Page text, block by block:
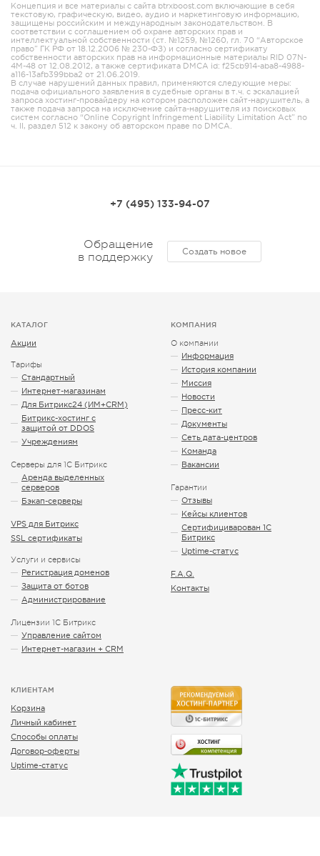
Концепция и все материалы с сайта btrxboost.com включающие в себя
текстовую, графическую, видео, аудио и маркетинговую информацию,
защищены российским и международным законодательством. В
соответствии с соглашением об охране авторских прав и
интеллектуальной собственности (ст. №1259, №1260, гл. 70 “Авторское
право” ГК РФ от 18.12.2006 № 230-ФЗ) и согласно сертификату
собственности авторских прав на информационные материалы RID 07N-
4M-48 от 12.08.2012, а также сертификата DMCA id: f25cb914-aba8-4988-
a116-13afb399bba2 от 21.06.2019.
В случае нарушений данных правил, применяются следующие меры:
подача официального заявления в судебные органы в т.ч. с эскалацией
запроса хостинг-провайдеру на котором расположен сайт-нарушитель, а
также подача запроса на исключение сайта-нарушителя из поисковых
систем согласно “Online Copyright Infringement Liability Limitation Act” по
ч. II, раздел 512 к закону об авторском праве по DMCA.
+7 (495) 133-94-07
Обращение
в поддержку
Создать новое
КАТАЛОГ
Акции
Тарифы
Стандартный
Интернет-магазинам
Для Битрикс24 (ИМ+CRM)
Битрикс-хостинг с
защитой от DDOS
Учреждениям
Серверы для 1С Битрикс
Аренда выделенных
серверов
Бэкап-серверы
VPS для Битрикс
SSL сертификаты
Услуги и сервисы
Регистрация доменов
Защита от ботов
Администрирование
Лицензии 1С Битрикс
Управление сайтом
Интернет-магазин + CRM
КОМПАНИЯ
О компании
Информация
История компании
Миссия
Новости
Пресс-кит
Документы
Сеть дата-центров
Команда
Вакансии
Гарантии
Отзывы
Кейсы клиентов
Сертифициварован 1С
Битрикс
Uptime-статус
F.A.Q.
Контакты
КЛИЕНТАМ
Корзина
Личный кабинет
Способы оплаты
Договор-оферты
Uptime-статус